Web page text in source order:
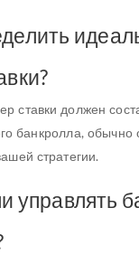
ставки должен
банкролла, обычно
стратегии.
управлять